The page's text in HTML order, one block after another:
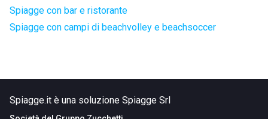
Spiagge con bar e ristorante
Spiagge con campi di beachvolley e beachsoccer
Spiagge.it è una soluzione Spiagge Srl